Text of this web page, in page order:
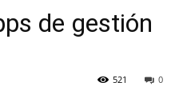
de gestión
0
521